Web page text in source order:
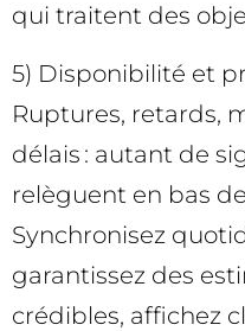
qui traitent des
5) Disponibilité et
Ruptures, retards,
délais : autant de
relèguent en bas
Synchronisez
garantissez des
crédibles, affichez